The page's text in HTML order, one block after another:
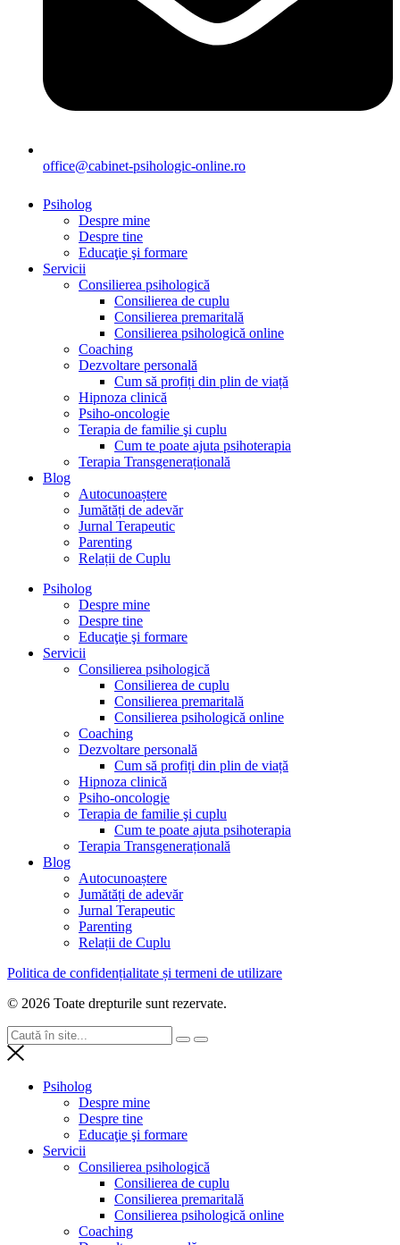
office@cabinet-psihologic-online.ro
Psiholog
Despre mine
Despre tine
Educaţie şi formare
Servicii
Consilierea psihologică
Consilierea de cuplu
Consilierea premaritală
Consilierea psihologică online
Coaching
Dezvoltare personală
Cum să profiți din plin de viață
Hipnoza clinică
Psiho-oncologie
Terapia de familie şi cuplu
Cum te poate ajuta psihoterapia
Terapia Transgenerațională
Blog
Autocunoaștere
Jumătăți de adevăr
Jurnal Terapeutic
Parenting
Relații de Cuplu
Psiholog
Despre mine
Despre tine
Educaţie şi formare
Servicii
Consilierea psihologică
Consilierea de cuplu
Consilierea premaritală
Consilierea psihologică online
Coaching
Dezvoltare personală
Cum să profiți din plin de viață
Hipnoza clinică
Psiho-oncologie
Terapia de familie şi cuplu
Cum te poate ajuta psihoterapia
Terapia Transgenerațională
Blog
Autocunoaștere
Jumătăți de adevăr
Jurnal Terapeutic
Parenting
Relații de Cuplu
Politica de confidențialitate și termeni de utilizare
© 2026 Toate drepturile sunt rezervate.
Psiholog
Despre mine
Despre tine
Educaţie şi formare
Servicii
Consilierea psihologică
Consilierea de cuplu
Consilierea premaritală
Consilierea psihologică online
Coaching